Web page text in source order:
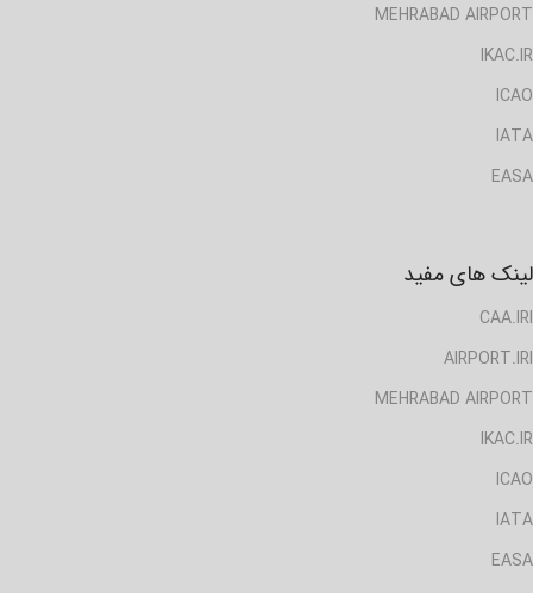
MEHRABAD AIRPORT
IKAC.IR
ICAO
IATA
EASA
لینک های مفید
CAA.IRI
AIRPORT.IRI
MEHRABAD AIRPORT
IKAC.IR
ICAO
IATA
EASA